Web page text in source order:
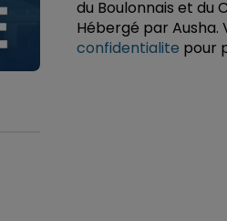
du Boulonnais et du
Hébergé par Ausha.
confidentialite pour